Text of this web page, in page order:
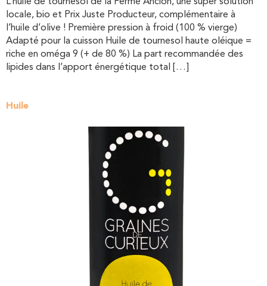
locale, bio et Prix Juste Producteur, complémentaire à
l’huile d’olive ! Première pression à froid (100 % vierge)
Adapté pour la cuisson Huile de tournesol haute oléique =
riche en oméga 9 (+ de 80 %) La part recommandée des
lipides dans l’apport énergétique total […]
Huile